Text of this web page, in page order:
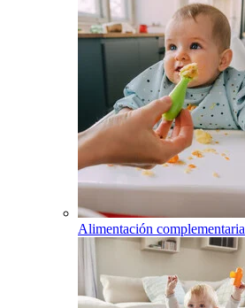
Alimentación complementaria